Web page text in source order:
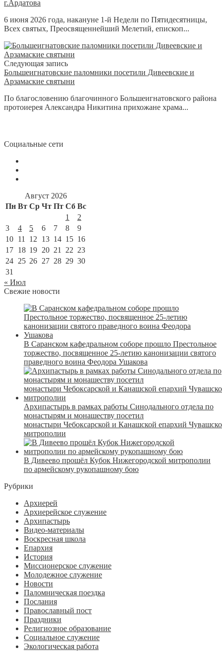
г.Ардатова
6 июня 2026 года, накануне 1-й Недели по Пятидесятницы,
Всех святых, Преосвященнейший Мелетий, епископ...
Следующая запись
Большеигнатовские паломники посетили Дивеевские и
Арзамаские святыни
По благословению благочинного Большеигнатовского района
протоиерея Александра Никитина прихожане храма...
Социальные сети
Август 2026
Пн Вт Ср Чт Пт Сб Вс
1
2
3
4 5 6 7 8
9
10 11 12 13 14 15 16
17 18 19 20 21 22 23
24 25 26 27 28 29 30
31
« Июл
Свежие новости
В Саранском кафедральном соборе прошло Престольное
торжество, посвященное 25-летию канонизации святого
праведного воина Феодора Ушакова
Архипастырь в рамках работы Синодального отдела по
монастырям и монашеству посетил
монастыри Чебоксарской и Канашской епархий
митрополии
В Дивеево прошёл Кубок Нижегородской митрополии
по армейскому рукопашному бою
Рубрики
Архиерей
Архиерейское служение
Архипастырь
Видео-материалы
Воскресная школа
Епархия
История
Миссионерское служение
Молодежное служение
Новости
Паломническая поездка
Послания
Православный пост
Праздники
Религиозное образование
Социальное служение
Экологическая работа